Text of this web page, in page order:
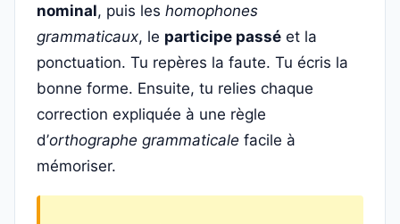
nominal, puis les homophones
grammaticaux, le participe passé et la
ponctuation. Tu repères la faute. Tu écris la
bonne forme. Ensuite, tu relies chaque
correction expliquée à une règle
d’orthographe grammaticale facile à
mémoriser.